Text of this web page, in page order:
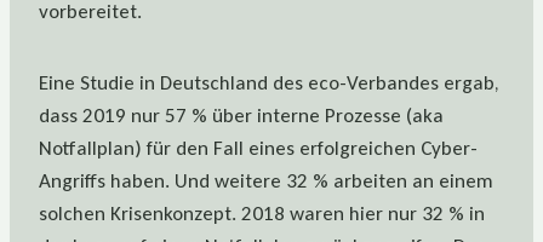
vorbereitet.
Eine Studie in Deutschland des eco-Verbandes ergab,
dass 2019 nur 57 % über interne Prozesse (aka
Notfallplan) für den Fall eines erfolgreichen Cyber-
Angriffs haben. Und weitere 32 % arbeiten an einem
solchen Krisenkonzept. 2018 waren hier nur 32 % in